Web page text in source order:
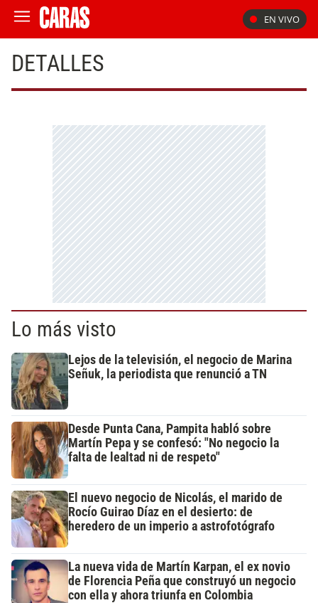
EN VIVO
DETALLES
Lo más visto
Lejos de la televisión, el negocio de Marina
Señuk, la periodista que renunció a TN
Desde Punta Cana, Pampita habló sobre
Martín Pepa y se confesó: "No negocio la
falta de lealtad ni de respeto"
El nuevo negocio de Nicolás, el marido de
Rocío Guirao Díaz en el desierto: de
heredero de un imperio a astrofotógrafo
La nueva vida de Martín Karpan, el ex novio
de Florencia Peña que construyó un negocio
con ella y ahora triunfa en Colombia